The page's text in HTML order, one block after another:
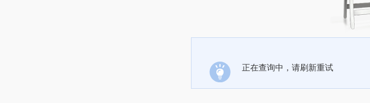
正在查询中，请刷新重试